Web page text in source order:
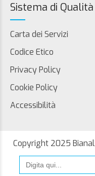
Sistema di Qualità
Carta dei Servizi
Codice Etico
Privacy Policy
Cookie Policy
Accessibilità
Copyright 2025
Search
for: